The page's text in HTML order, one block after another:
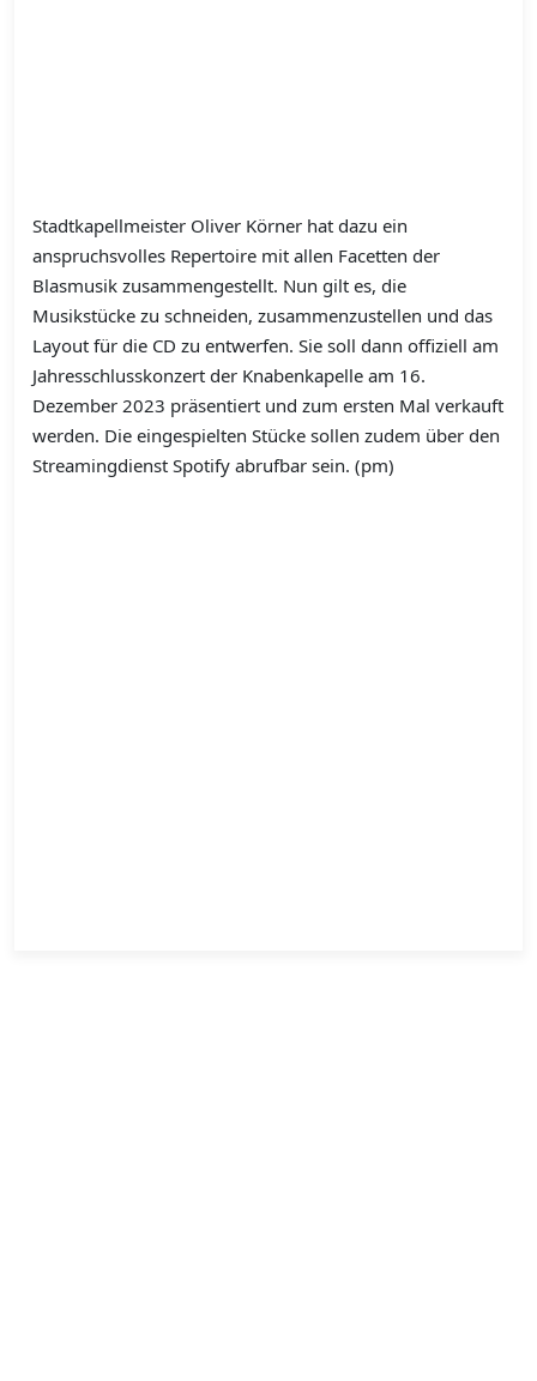
Stadtkapellmeister Oliver Körner hat dazu ein
anspruchsvolles Repertoire mit allen Facetten der
Blasmusik zusammengestellt. Nun gilt es, die
Musikstücke zu schneiden, zusammenzustellen und das
Layout für die CD zu entwerfen. Sie soll dann offiziell am
Jahresschlusskonzert der Knabenkapelle am 16.
Dezember 2023 präsentiert und zum ersten Mal verkauft
werden. Die eingespielten Stücke sollen zudem über den
Streamingdienst Spotify abrufbar sein. (pm)